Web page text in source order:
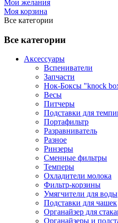
Мои желания
Моя корзина
Все категории
Все категории
Аксессуары
Вспениватели
Запчасти
Нок-Боксы "knock
Весы
Питчеры
Подставки для
Портафильтр
Разравниватель
Разное
Ринзеры
Сменные фильтры
Темперы
Охладители молока
Фильтр-корзины
Умягчители для воды
Подставки для чашек
Органайзер для
Органайзеры и